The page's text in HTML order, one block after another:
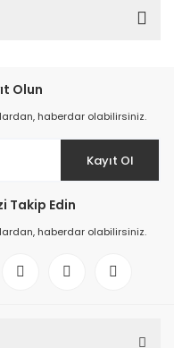
Olun
haberdar olabilirsiniz.
Kayıt Ol
Takip Edin
haberdar olabilirsiniz.